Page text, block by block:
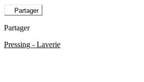
Partager
Partager
Pressing - Laverie